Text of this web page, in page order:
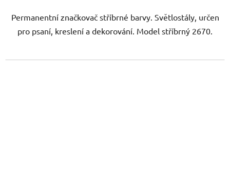
Permanentní značkovač stříbrné barvy. Světlostály, určen
pro psaní, kreslení a dekorování. Model stříbrný 2670.